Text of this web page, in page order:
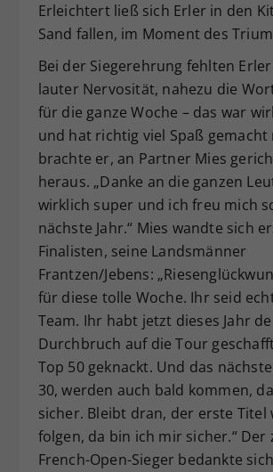
Erleichtert ließ sich Erler in den
Sand fallen, im Moment des
Bei der Siegerehrung fehlten
lauter Nervosität, nahezu die
für die ganze Woche – das war
und hat richtig viel Spaß gemacht
brachte er, an Partner Mies
heraus. „Danke an die ganzen
wirklich super und ich freu mich
nächste Jahr.“ Mies wandte sich
Finalisten, seine Landsmänner
Frantzen/Jebens:
für diese tolle Woche. Ihr seid
Team. Ihr habt jetzt dieses Jahr
Durchbruch auf die Tour
Top 50 geknackt. Und das
30, werden auch bald kommen,
sicher. Bleibt dran, der erste Titel
folgen, da bin ich mir sicher.“ Der
French-Open-Sieger bedankte sich